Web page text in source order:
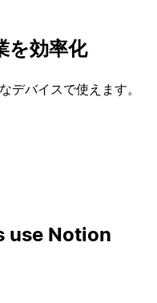
を効率化
デバイスで使えます。
use Notion